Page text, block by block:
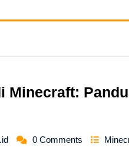
Minecraft:
0 Comments